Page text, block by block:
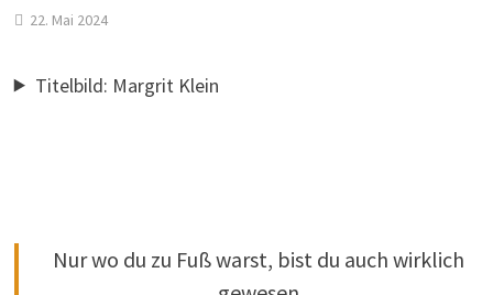
22. Mai 2024
Titelbild: Margrit Klein
Nur wo du zu Fuß warst, bist du auch wirklich